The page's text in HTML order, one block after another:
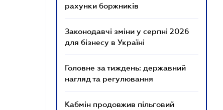
рахунки боржників
Законодавчі зміни у серпні 2026
для бізнесу в Україні
Головне за тиждень: державний
нагляд та регулювання
Кабмін продовжив пільговий